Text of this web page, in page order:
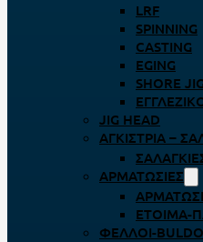
LRF
SPINNING
CASTING
EGING
SHORE
JIG HEAD
ΑΓΚΊΣΤΡΙΑ –
ΑΡΜΑΤΩΣΙΈΣ
ΈΤΟΙΜΑ-
ΦΕΛΛΟΊ-BULDO